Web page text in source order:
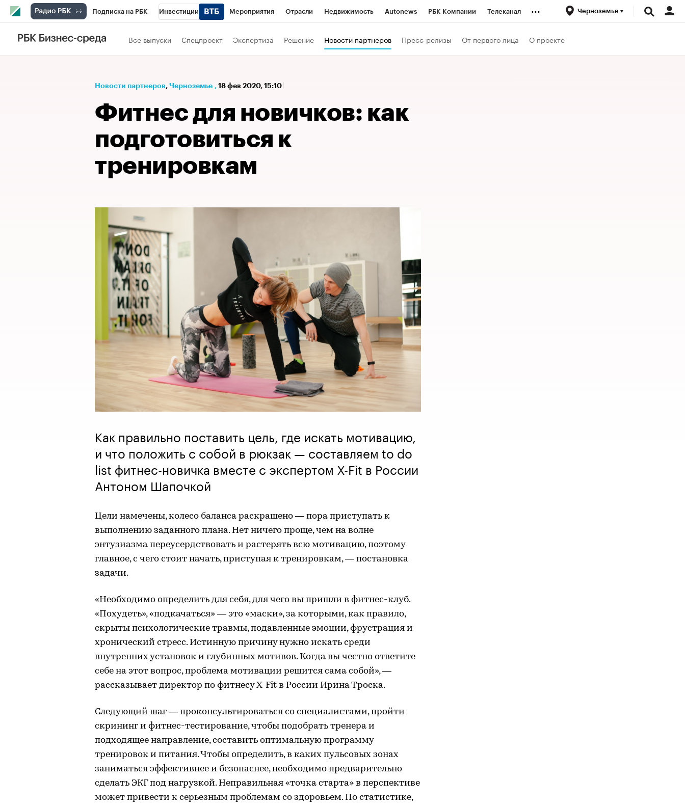
Подписка на РБК Инвестиции Мероприятия Отрасли Недвижимость Autonews РБК Компании Телеканал
РБК Вино
Проверка контрагентов
... Черноземье
Все выпуски Спецпроект Экспертиза Решение Новости партнеров Пресс-релизы От первого лица О проекте
Новости партнеров⁠, Черноземье , 18 фев 2020, 15:10
Фитнес для новичков: как
подготовиться к
тренировкам
Как правильно поставить цель, где искать мотивацию,
и что положить с собой в рюкзак — составляем to do
list фитнес-новичка вместе с экспертом X-Fit в России
Антоном Шапочкой
Цели намечены, колесо баланса раскрашено — пора приступать к
выполнению заданного плана. Нет ничего проще, чем на волне
энтузиазма переусердствовать и растерять всю мотивацию, поэтому
главное, с чего стоит начать, приступая к тренировкам, — постановка
задачи.
«Необходимо определить для себя, для чего вы пришли в фитнес-клуб.
«Похудеть», «подкачаться» — это «маски», за которыми, как правило,
скрыты психологические травмы, подавленные эмоции, фрустрация и
хронический стресс. Истинную причину нужно искать среди
внутренних установок и глубинных мотивов. Когда вы честно ответите
себе на этот вопрос, проблема мотивации решится сама собой», —
рассказывает директор по фитнесу X-Fit в России Ирина Троска.
Следующий шаг — проконсультироваться со специалистами, пройти
скрининг и фитнес-тестирование, чтобы подобрать тренера и
подходящее направление, составить оптимальную программу
тренировок и питания. Чтобы определить, в каких пульсовых зонах
заниматься эффективнее и безопаснее, необходимо предварительно
сделать ЭКГ под нагрузкой. Неправильная «точка старта» в перспективе
может привести к серьезным проблемам со здоровьем. По статистике,